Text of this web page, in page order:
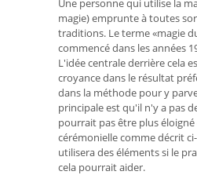
Une personne qui utilise la
magie) emprunte à toutes
traditions. Le terme «magie
commencé dans les années
L'idée centrale derrière cela
croyance dans le résultat
dans la méthode pour y
principale est qu'il n'y a pas
pourrait pas être plus éloigné
cérémonielle comme décrit
utilisera des éléments si le
cela pourrait aider.